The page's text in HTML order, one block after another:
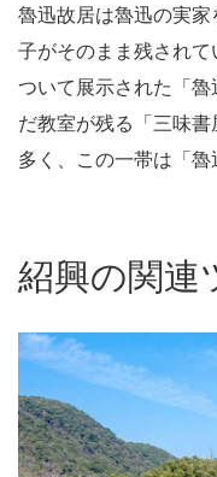
魯迅故居は魯迅の実
子がそのまま残され
ついて展示された「
だ教室が残る「三味
多く、この一帯は「魯
紹興の関連